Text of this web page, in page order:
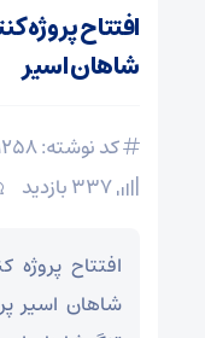
افتتاح پروژه
شاهان اسیر
کد نوشته: 1258
افتتاح
شاهان اسیر